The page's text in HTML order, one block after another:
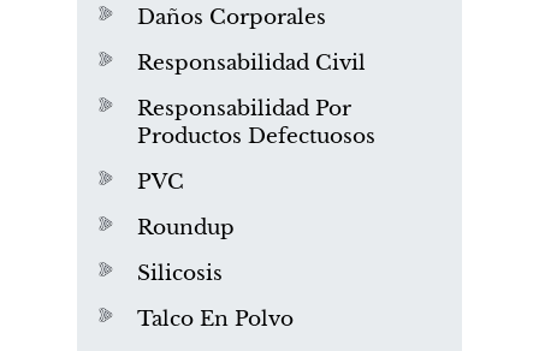
Daños Corporales
Responsabilidad Civil
Responsabilidad Por
Productos Defectuosos
PVC
Roundup
Silicosis
Talco En Polvo